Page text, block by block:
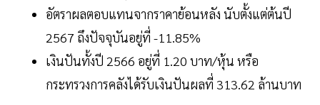
อัตราผลตอบแทนจากราคาย้อนหลัง นับตั้งแต่ต้นปี
2567 ถึงปัจจุบันอยู่ที่ -11.85%
เงินปันทั้งปี 2566 อยู่ที่ 1.20 บาท/หุ้น หรือ
กระทรวงการคลังได้รับเงินปันผลที่ 313.62 ล้านบาท